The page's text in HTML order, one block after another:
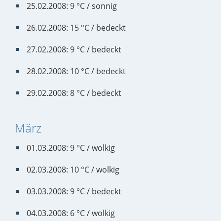
25.02.2008: 9 °C / sonnig
26.02.2008: 15 °C / bedeckt
27.02.2008: 9 °C / bedeckt
28.02.2008: 10 °C / bedeckt
29.02.2008: 8 °C / bedeckt
März
01.03.2008: 9 °C / wolkig
02.03.2008: 10 °C / wolkig
03.03.2008: 9 °C / bedeckt
04.03.2008: 6 °C / wolkig